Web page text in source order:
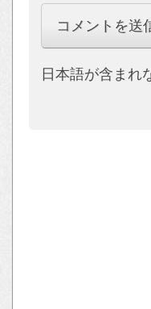
日本語が含まれ